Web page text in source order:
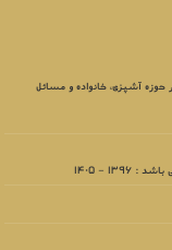
آشپزی، خانواده و مسائل